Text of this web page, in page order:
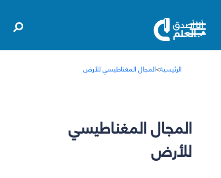
الرئيسية>المجال المغناطيسي للأرض
المجال المغناطيسي
للأرض